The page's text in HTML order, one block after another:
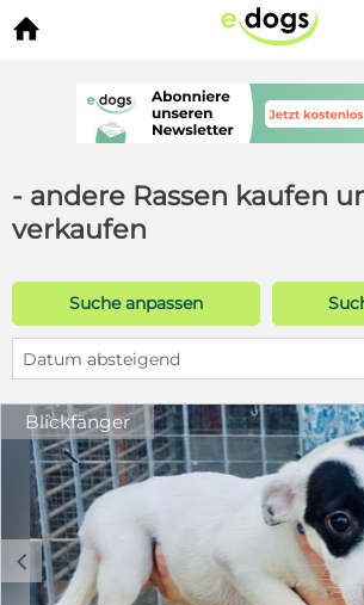

- andere Rassen kaufen
verkaufen
Suche anpassen
Datum absteigend
Blickfänger
c